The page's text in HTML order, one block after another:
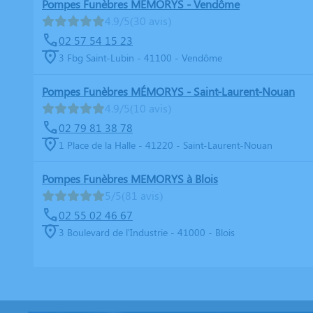
Pompes Funèbres MÉMORYS - Vendôme
4.9/5(30 avis)
02 57 54 15 23
3 Fbg Saint-Lubin - 41100 - Vendôme
Pompes Funèbres MÉMORYS - Saint-Laurent-Nouan
4.9/5(10 avis)
02 79 81 38 78
1 Place de la Halle - 41220 - Saint-Laurent-Nouan
Pompes Funèbres MEMORYS à Blois
5/5(81 avis)
02 55 02 46 67
3 Boulevard de l'Industrie - 41000 - Blois